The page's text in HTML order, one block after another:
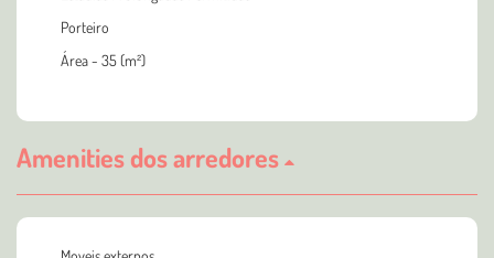
Porteiro
Área - 35 (m²)
Amenities dos arredores